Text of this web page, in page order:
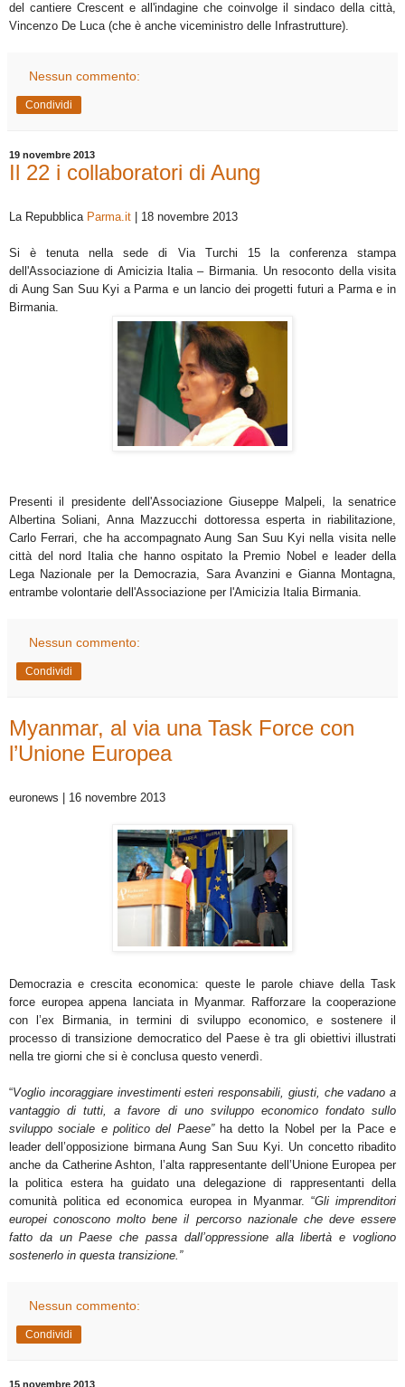
del cantiere Crescent e all'indagine che coinvolge il sindaco della città,
Vincenzo De Luca (che è anche viceministro delle Infrastrutture).
Nessun commento:
Condividi
19 novembre 2013
Il 22 i collaboratori di Aung
La Repubblica Parma.it | 18 novembre 2013
Si è tenuta nella sede di Via Turchi 15 la conferenza stampa
dell'Associazione di Amicizia Italia – Birmania. Un resoconto della visita
di Aung San Suu Kyi a Parma e un lancio dei progetti futuri a Parma e in
Birmania.
Presenti il presidente dell'Associazione Giuseppe Malpeli, la senatrice
Albertina Soliani, Anna Mazzucchi dottoressa esperta in riabilitazione,
Carlo Ferrari, che ha accompagnato Aung San Suu Kyi nella visita nelle
città del nord Italia che hanno ospitato la Premio Nobel e leader della
Lega Nazionale per la Democrazia, Sara Avanzini e Gianna Montagna,
entrambe volontarie dell'Associazione per l'Amicizia Italia Birmania.
Nessun commento:
Condividi
Myanmar, al via una Task Force con
l’Unione Europea
euronews | 16 novembre 2013
Democrazia e crescita economica: queste le parole chiave della Task
force europea appena lanciata in Myanmar. Rafforzare la cooperazione
con l’ex Birmania, in termini di sviluppo economico, e sostenere il
processo di transizione democratico del Paese è tra gli obiettivi illustrati
nella tre giorni che si è conclusa questo venerdì.
“Voglio incoraggiare investimenti esteri responsabili, giusti, che vadano a
vantaggio di tutti, a favore di uno sviluppo economico fondato sullo
sviluppo sociale e politico del Paese”ha detto la Nobel per la Pace e
leader dell’opposizione birmana Aung San Suu Kyi. Un concetto ribadito
anche da Catherine Ashton, l’alta rappresentante dell’Unione Europea per
la politica estera ha guidato una delegazione di rappresentanti della
comunità politica ed economica europea in Myanmar. “Gli imprenditori
europei conoscono molto bene il percorso nazionale che deve essere
fatto da un Paese che passa dall’oppressione alla libertà e vogliono
sostenerlo in questa transizione.”
Nessun commento:
Condividi
15 novembre 2013